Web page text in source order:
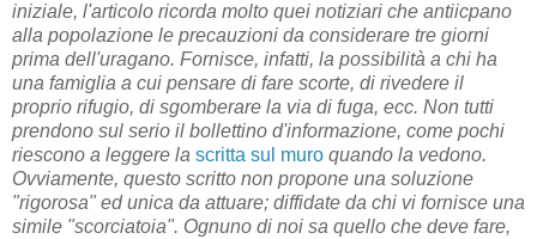
iniziale, l'articolo ricorda molto quei notiziari che antiicpano
alla popolazione le precauzioni da considerare tre giorni
prima dell'uragano. Fornisce, infatti, la possibilità a chi ha
una famiglia a cui pensare di fare scorte, di rivedere il
proprio rifugio, di sgomberare la via di fuga, ecc. Non tutti
prendono sul serio il bollettino d'informazione, come pochi
riescono a leggere la scritta sul muro quando la vedono.
Ovviamente, questo scritto non propone una soluzione
"rigorosa" ed unica da attuare; diffidate da chi vi fornisce una
simile "scorciatoia". Ognuno di noi sa quello che deve fare,